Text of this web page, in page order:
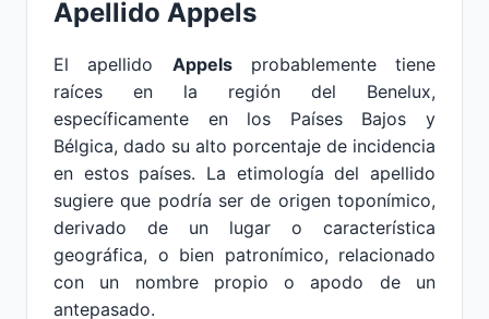
Apellido Appels
El apellido Appelsprobablemente tiene
raíces en la región del Benelux,
específicamente en los Países Bajos y
Bélgica, dado su alto porcentaje de incidencia
en estos países. La etimología del apellido
sugiere que podría ser de origen toponímico,
derivado de un lugar o característica
geográfica, o bien patronímico, relacionado
con un nombre propio o apodo de un
antepasado.